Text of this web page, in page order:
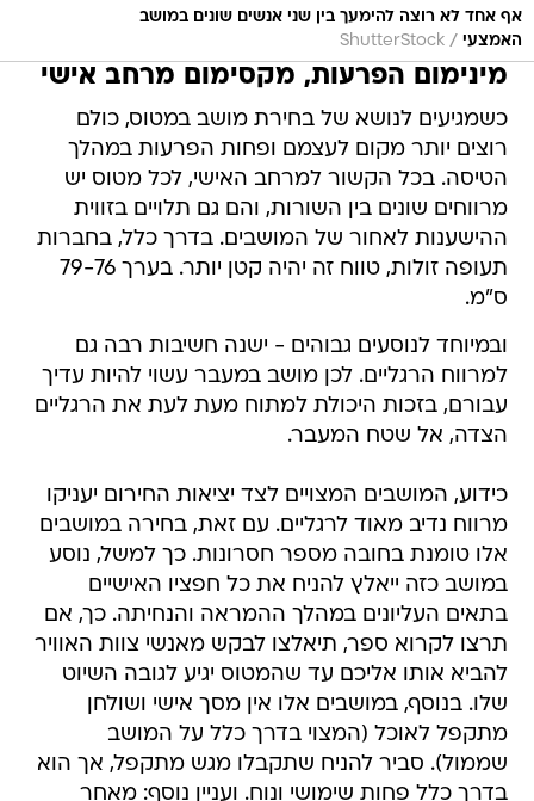
אף אחד לא רוצה להימעך בין שני אנשים שונים במושב
האמצעי /
ShutterStock
מינימום הפרעות, מקסימום מרחב אישי
כשמגיעים לנושא של בחירת מושב במטוס, כולם
רוצים יותר מקום לעצמם ופחות הפרעות במהלך
הטיסה. בכל הקשור למרחב האישי, לכל מטוס יש
מרווחים שונים בין השורות, והם גם תלויים בזווית
ההישענות לאחור של המושבים. בדרך כלל, בחברות
תעופה זולות, טווח זה יהיה קטן יותר. בערך 79-76
ס"מ.
ובמיוחד לנוסעים גבוהים - ישנה חשיבות רבה גם
למרווח הרגליים. לכן מושב במעבר עשוי להיות עדיך
עבורם, בזכות היכולת למתוח מעת לעת את הרגליים
הצדה, אל שטח המעבר.
כידוע, המושבים המצויים לצד יציאות החירום יעניקו
מרווח נדיב מאוד לרגליים. עם זאת, בחירה במושבים
אלו טומנת בחובה מספר חסרונות. כך למשל, נוסע
במושב כזה ייאלץ להניח את כל חפציו האישיים
בתאים העליונים במהלך ההמראה והנחיתה. כך, אם
תרצו לקרוא ספר, תיאלצו לבקש מאנשי צוות האוויר
להביא אותו אליכם עד שהמטוס יגיע לגובה השיוט
שלו. בנוסף, במושבים אלו אין מסך אישי ושולחן
מתקפל לאוכל (המצוי בדרך כלל על המושב
שממול). סביר להניח שתקבלו מגש מתקפל, אך הוא
בדרך כלל פחות שימושי ונוח. ועניין נוסף: מאחר